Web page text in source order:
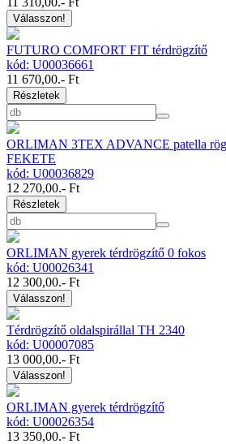
Válasszon!
FUTURO COMFORT FIT térdrögzítő
kód: U00036661
11 670,00.- Ft
Részletek
ORLIMAN 3TEX ADVANCE patella
FEKETE
kód: U00036829
12 270,00.- Ft
Részletek
ORLIMAN gyerek térdrögzítő 0 fokos
kód: U00026341
12 300,00.- Ft
Válasszon!
Térdrögzítő oldalspirállal TH 2340
kód: U00007085
13 000,00.- Ft
Válasszon!
ORLIMAN gyerek térdrögzítő
kód: U00026354
13 350,00.- Ft